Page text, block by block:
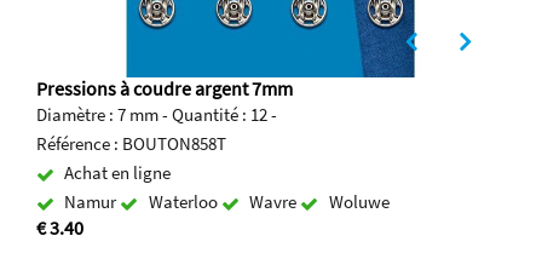
Pressions à coudre argent 7mm
Diamètre : 7 mm - Quantité : 12 -
Référence : BOUTON858T
Achat en ligne
Namur
Waterloo Wavre Woluwe
€ 3.40